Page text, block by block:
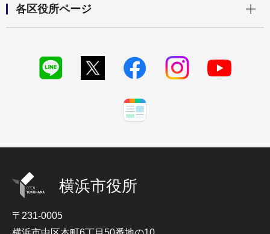
各区役所ページ
横浜市役所
〒231-0005